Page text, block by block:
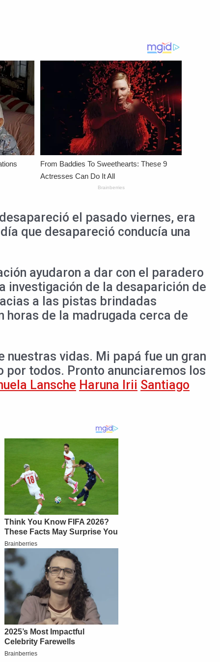
el pasado viernes, era
que desapareció conducía una
ayudaron a dar con el paradero
investigación de la desaparición de
a las pistas brindadas
horas de la madrugada cerca de
vidas. Mi papá fue un gran
por todos. Pronto anunciaremos los
Lansche Haruna Irii Santiago